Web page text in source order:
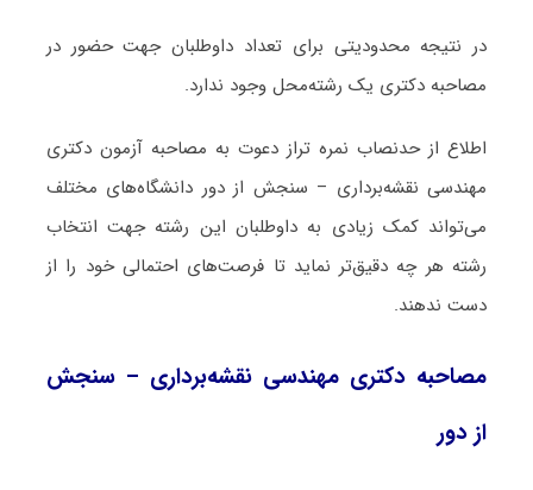
در نتیجه محدودیتی برای تعداد داوطلبان جهت حضور در
مصاحبه دکتری یک رشته‌محل وجود ندارد.
اطلاع از حدنصاب نمره تراز دعوت به مصاحبه آزمون دکتری
مهندسی نقشه‌برداری – سنجش از دور دانشگاه‌های مختلف
می‌تواند کمک زیادی به داوطلبان این رشته جهت انتخاب
رشته هر چه دقیق‌تر نماید تا فرصت‌های احتمالی خود را از
دست ندهند.
مصاحبه دکتری مهندسی نقشه‌برداری – سنجش
از دور